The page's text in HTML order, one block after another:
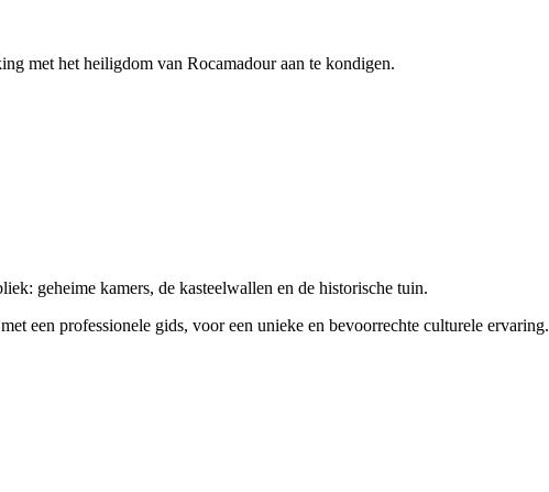
met het heiligdom van Rocamadour aan te kondigen.
geheime kamers, de kasteelwallen en de historische tuin.
een professionele gids, voor een unieke en bevoorrechte culturele ervaring.